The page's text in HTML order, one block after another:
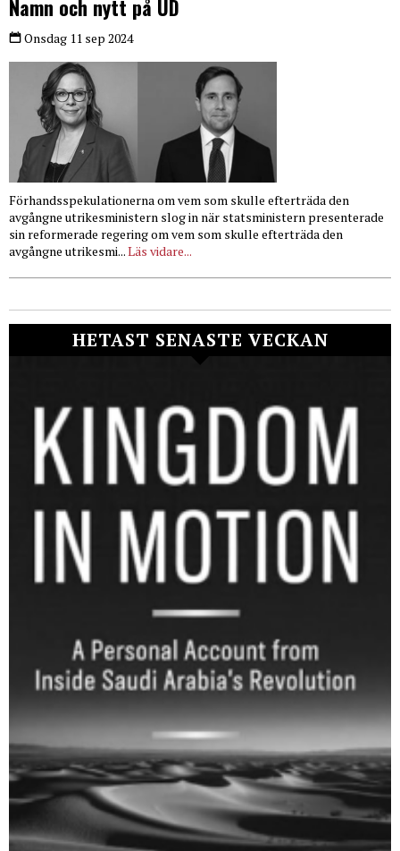
Namn och nytt på UD
Onsdag 11 sep 2024
Förhandsspekulationerna om vem som skulle efterträda den
avgångne utrikesministern slog in när statsministern presenterade
sin reformerade regering om vem som skulle efterträda den
avgångne utrikesmi...Läs vidare...
HETAST SENASTE VECKAN